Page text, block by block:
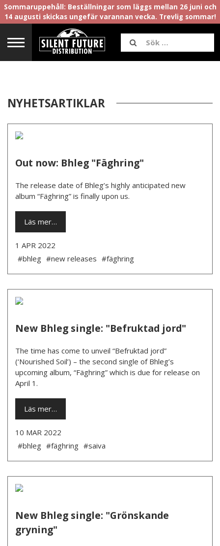
Sommaruppehåll: Beställningar som läggs mellan 26 juni och
14 augusti skickas ungefär varannan vecka. Trevlig sommar!
NYHETSARTIKLAR
Out now: Bhleg "Fäghring"
­The release date of Bhleg’s highly anticipated new
album “Fäghring” is finally upon us.
Läs mer…
1 APR 2022
#bhleg #new releases #fäghring
New Bhleg single: "Befruktad jord"
The time has come to unveil “Befruktad jord”
(‘Nourished Soil’) – the second single of Bhleg’s
upcoming album, “Fäghring” which is due for release on
April 1.
Läs mer…
10 MAR 2022
#bhleg #fäghring #saiva
New Bhleg single: "Grönskande
gryning"